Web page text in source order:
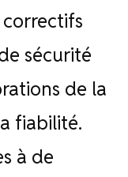
sécurité
de la
fiabilité.
à de